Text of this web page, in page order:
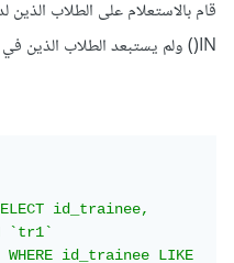
IN() ولم يستبعد الطلاب الذين في AND ramz NOT IN ()
id_trainee,
`tr1`